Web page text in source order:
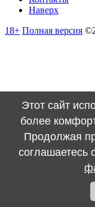
Наверх
18+ Полная версия
Этот сайт
более
Продолжая
соглашаетесь